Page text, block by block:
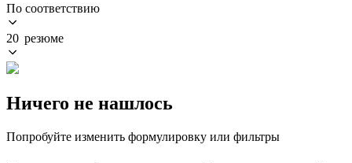
По соответствию
20 резюме
Ничего не нашлось
Попробуйте изменить формулировку или фильтры